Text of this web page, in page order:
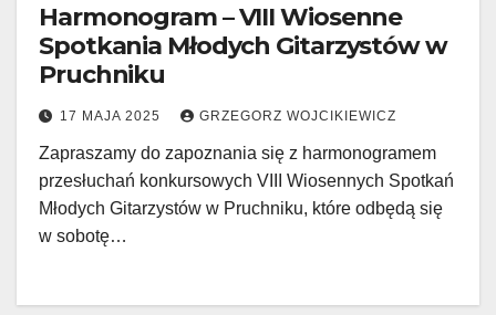
Harmonogram – VIII Wiosenne
Spotkania Młodych Gitarzystów w
Pruchniku
17 MAJA 2025 GRZEGORZ WOJCIKIEWICZ
Zapraszamy do zapoznania się z harmonogramem
przesłuchań konkursowych VIII Wiosennych Spotkań
Młodych Gitarzystów w Pruchniku, które odbędą się
w sobotę…